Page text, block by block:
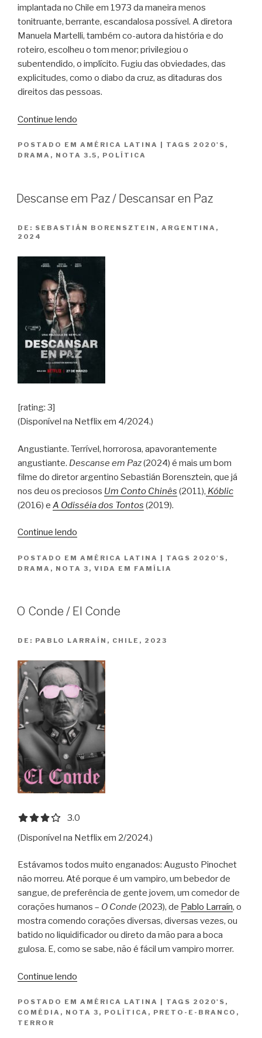
implantada no Chile em 1973 da maneira menos
tonitruante, berrante, escandalosa possível. A diretora
Manuela Martelli, também co-autora da história e do
roteiro, escolheu o tom menor; privilegiou o
subentendido, o implícito. Fugiu das obviedades, das
explicitudes, como o diabo da cruz, as ditaduras dos
direitos das pessoas.
Continue lendo
POSTADO EM AMÉRICA LATINA TAGS 2020'S ,
DRAMA , NOTA 3.5 , POLÍTICA
Descanse em Paz / Descansar en Paz
DE: SEBASTIÁN BORENSZTEIN, ARGENTINA,
2024
[rating: 3]
(Disponível na Netflix em 4/2024.)
Angustiante. Terrível, horrorosa, apavorantemente
angustiante. Descanse em Paz(2024) é mais um bom
filme do diretor argentino Sebastián Borensztein, que já
nos deu os preciosos Um Conto Chinês (2011), Kóblic
(2016) e A Odisséia dos Tontos (2019).
Continue lendo
Paz
/
Paz”
POSTADO EM AMÉRICA LATINA | TAGS 2020'S ,
DRAMA , NOTA 3 , VIDA EM FAMÍLIA
O Conde / El Conde
DE: PABLO LARRAÍN, CHILE, 2023
3.0 out of 5.0 stars
3.0
(Disponível na Netflix em 2/2024.)
Estávamos todos muito enganados: Augusto Pinochet
não morreu. Até porque é um vampiro, um bebedor de
sangue, de preferência de gente jovem, um comedor de
corações humanos – O Conde (2023), de Pablo Larraín, o
mostra comendo corações diversas, diversas vezes, ou
batido no liquidificador ou direto da mão para a boca
gulosa. E, como se sabe, não é fácil um vampiro morrer.
Continue lendo
El
POSTADO EM AMÉRICA LATINA TAGS 2020'S ,
COMÉDIA , NOTA 3 , POLÍTICA , PRETO-E-BRANCO ,
TERROR